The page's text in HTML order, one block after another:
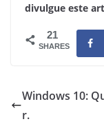
divulgue este
21
SHARES
Windows 10:
r.